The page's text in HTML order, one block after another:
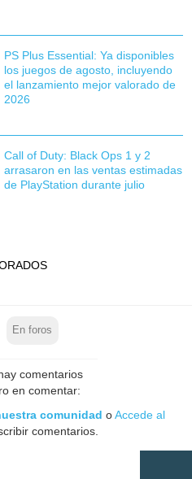
PS Plus Essential: Ya disponibles
los juegos de agosto, incluyendo
el lanzamiento mejor valorado de
2026
Call of Duty: Black Ops 1 y 2
arrasaron en las ventas estimadas
de PlayStation durante julio
En foros
comentarios
en comentar:
comunidad oAccede al
comentarios.